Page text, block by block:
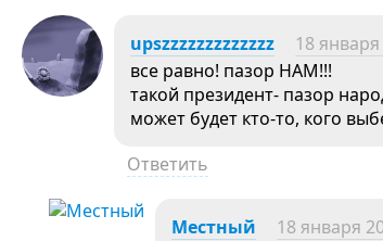
upszzzzzzzzzzzzz 18
все равно! пазор НАМ!!!
такой президент- пазор
может будет кто-то, кого
Ответить
Местный 18 января